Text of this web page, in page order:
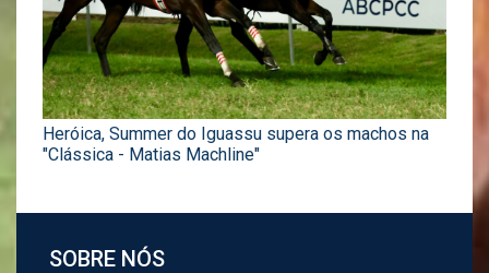
Heróica, Summer do Iguassu supera os machos na
"Clássica - Matias Machline"
SOBRE NÓS